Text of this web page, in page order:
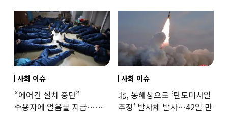
사회 이슈
“에어컨 설치 중단”
수용자에 얼음물 지급…
사회 이슈
北, 동해상으로 ‘탄도미사일
추정’ 발사체 발사…42일 만